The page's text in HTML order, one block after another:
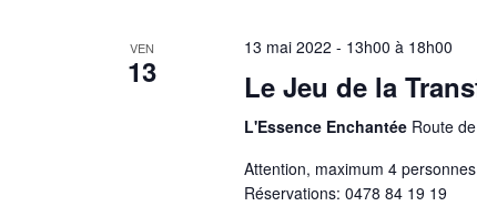
VEN
13
13 mai 2022 - 13h00 à 18h00
Le Jeu de la
L'Essence Enchantée Route
Attention, maximum 4
Réservations: 0478 84 19 19